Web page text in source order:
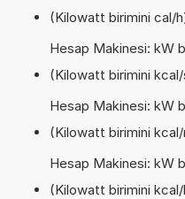
(Kilowatt birimini cal/
Hesap Makinesi: kW
(Kilowatt birimini
Hesap Makinesi: kW
(Kilowatt birimini kcal/
Hesap Makinesi: kW
(Kilowatt birimini kcal/